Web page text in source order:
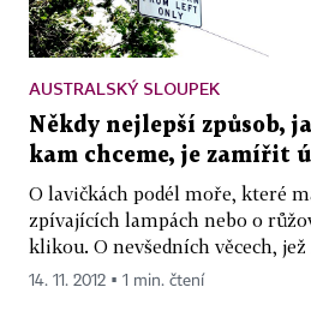
AUSTRALSKÝ SLOUPEK
Někdy nejlepší způsob,
kam chceme, je zamířit
O lavičkách podél moře, které
zpívajících lampách nebo o
klikou. O nevšedních věcech, jež
14. 11. 2012 ▪ 1 min. čtení